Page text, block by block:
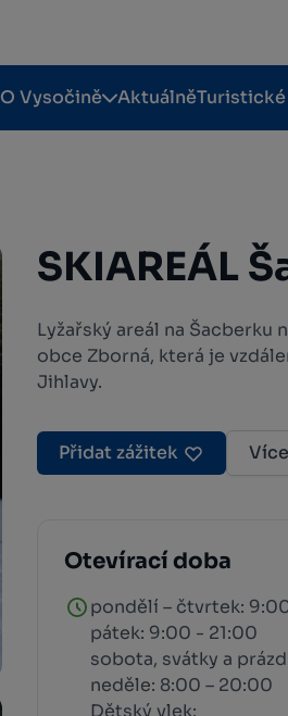
O Vysočině Aktuálně
SKIAREÁL
Lyžařský areál na Šacberku
obce Zborná, která je
Jihlavy.
Přidat zážitek
Otevírací doba
pondělí – čtvrtek:
pátek: 9:00 - 21:00
sobota, svátky a
neděle: 8:00 – 20:00
Dětský vlek: